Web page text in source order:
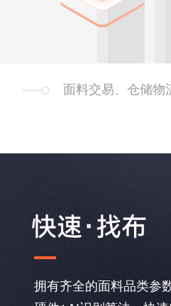
面料交易、仓储物
拥有齐全的面料品类参